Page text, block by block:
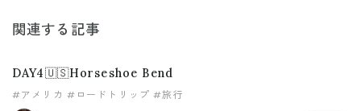
関連する記事
DAY4🇺🇸Horseshoe Bend
#アメリカ #ロードトリップ #旅行